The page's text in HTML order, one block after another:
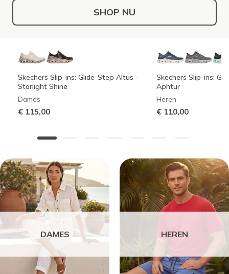
SHOP NU
Skechers Slip-ins: Glide-Step Altus -
Starlight Shine
Dames
€ 115,00
Skechers Slip-ins:
Aphtur
Heren
€ 110,00
DAMES HEREN